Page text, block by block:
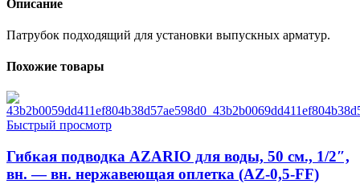
Описание
Патрубок подходящий для установки выпускных арматур.
Похожие товары
Быстрый просмотр
Гибкая подводка AZARIO для воды, 50 см., 1/2″,
вн. — вн. нержавеющая оплетка (AZ-0,5-FF)